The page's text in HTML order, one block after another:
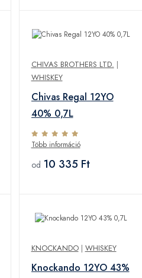
CHIVAS BROTHERS LTD. |
WHISKEY
Chivas Regal 12YO
40% 0,7L
Több információ
od 10 335 Ft
KNOCKANDO| WHISKEY
Knockando 12YO 43%